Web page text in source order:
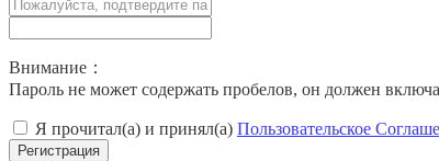
Внимание：
Пароль не может содержать пробелов, он должен
Я прочитал(а) и принял(а) Пользовательское
Регистрация